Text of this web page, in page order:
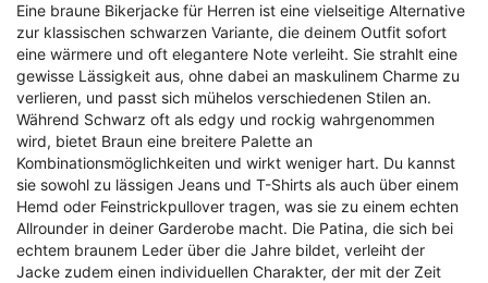
Eine braune Bikerjacke für Herren ist eine vielseitige Alternative
zur klassischen schwarzen Variante, die deinem Outfit sofort
eine wärmere und oft elegantere Note verleiht. Sie strahlt eine
gewisse Lässigkeit aus, ohne dabei an maskulinem Charme zu
verlieren, und passt sich mühelos verschiedenen Stilen an.
Während Schwarz oft als edgy und rockig wahrgenommen
wird, bietet Braun eine breitere Palette an
Kombinationsmöglichkeiten und wirkt weniger hart. Du kannst
sie sowohl zu lässigen Jeans und T-Shirts als auch über einem
Hemd oder Feinstrickpullover tragen, was sie zu einem echten
Allrounder in deiner Garderobe macht. Die Patina, die sich bei
echtem braunem Leder über die Jahre bildet, verleiht der
Jacke zudem einen individuellen Charakter, der mit der Zeit